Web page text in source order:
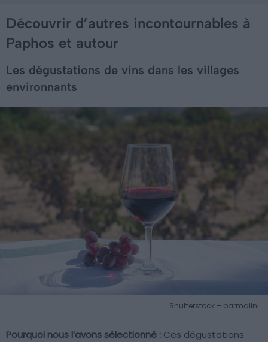
Découvrir d’autres incontournables à
Paphos et autour
Les dégustations de vins dans les villages
environnants
Shutterstock – barmalini
Pourquoi nous l’avons sélectionné : Ces dégustations